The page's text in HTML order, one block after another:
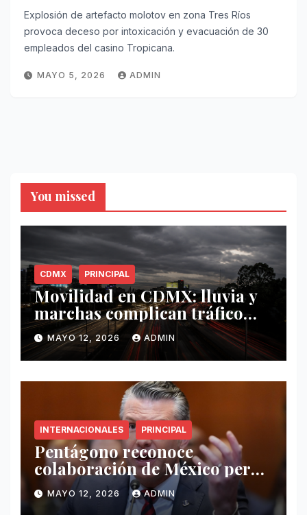
Explosión de artefacto molotov en zona Tres Ríos
provoca deceso por intoxicación y evacuación de 30
empleados del casino Tropicana.
MAYO 5, 2026 ADMIN
You missed
CDMX PRINCIPAL
Movilidad en CDMX: lluvia y
marchas complican tráfico
este 12 de mayo
MAYO 12, 2026 ADMIN
INTERNACIONALES PRINCIPAL
Pentágono reconoce
colaboración de México pero
exige mayor operatividad
antidrogas
MAYO 12, 2026 ADMIN